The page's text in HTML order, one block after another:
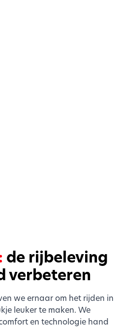
de rijbeleving
verbeteren
we ernaar om het rijden in
leuker te maken. We
en technologie hand